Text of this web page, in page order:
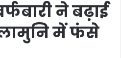
ने बढ़ाई
में फंसे